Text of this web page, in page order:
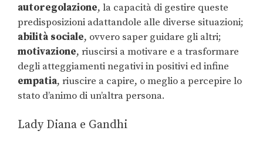
autoregolazione, la capacità di gestire queste
predisposizioni adattandole alle diverse situazioni;
abilità sociale, ovvero saper guidare gli altri;
motivazione, riuscirsi a motivare e a trasformare
degli atteggiamenti negativi in positivi ed infine
empatia, riuscire a capire, o meglio a percepire lo
stato d’animo di un’altra persona.
Lady Diana e Gandhi